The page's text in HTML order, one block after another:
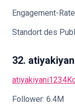
Engagement-
Standort des
32.
atiyakiyani1234
Follower: 6.4M